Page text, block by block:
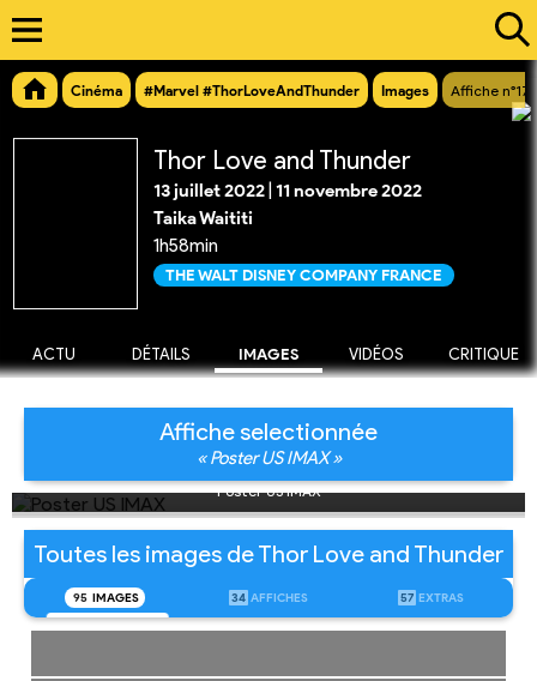
Cinéma #Marvel #ThorLoveAndThunder Images Affiche
Thor Love and Thunder
13 juillet 2022 11 novembre 2022
Taika Waititi
1h58min
THE WALT DISNEY COMPANY FRANCE
ACTU DÉTAILS IMAGES VIDÉOS CRITIQUE
Affiche selectionnée
« Poster US IMAX »
Poster US IMAX
Toutes les images de Thor Love and Thunder
95 IMAGES 34 AFFICHES 57 EXTRAS